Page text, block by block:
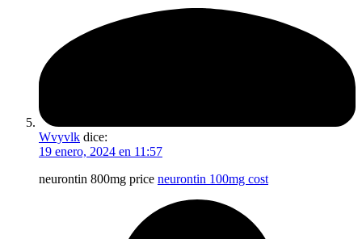
Wvyvlk dice:
19 enero, 2024 en 11:57
neurontin 800mg price neurontin 100mg cost